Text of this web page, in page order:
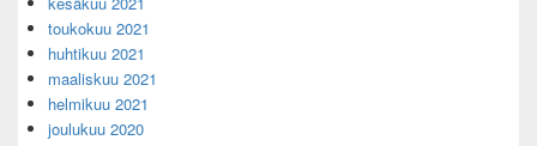
toukokuu 2021
huhtikuu 2021
maaliskuu 2021
helmikuu 2021
joulukuu 2020